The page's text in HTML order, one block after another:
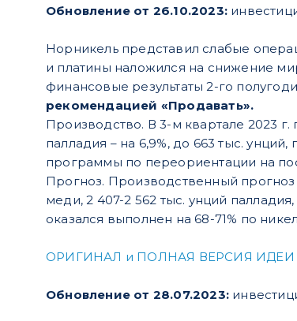
Обновление от 26.10.2023:
Норникель представил слабые
и платины наложился на снижение
финансовые результаты 2-го
рекомендацией «Продавать».
Производство. В 3-м квартале 2023 г.
палладия – на 6,9%, до 663 тыс.
программы по переориентации на
Прогноз. Производственный прогноз
меди, 2 407-2 562 тыс. унций
оказался выполнен на 68-71% по
ОРИГИНАЛ и ПОЛНАЯ ВЕРСИЯ ИДЕИ
Обновление от 28.07.2023: